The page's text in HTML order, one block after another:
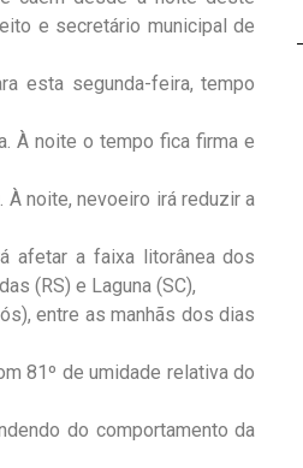
e secretário municipal de
esta segunda-feira, tempo
À noite o tempo fica firma e
noite, nevoeiro irá reduzir a
afetar a faixa litorânea dos
(RS) e Laguna (SC),
entre as manhãs dos dias
81º de umidade relativa do
do comportamento da